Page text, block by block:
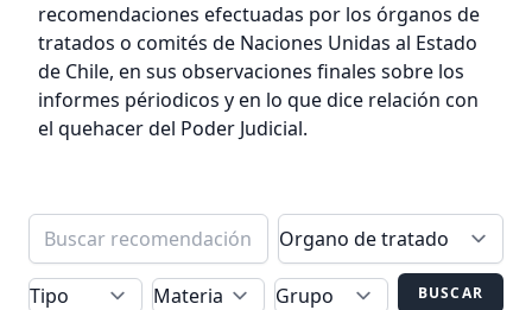
recomendaciones efectuadas por los órganos de
tratados o comités de Naciones Unidas al Estado
de Chile, en sus observaciones finales sobre los
informes périodicos y en lo que dice relación con
el quehacer del Poder Judicial.
BUSCAR